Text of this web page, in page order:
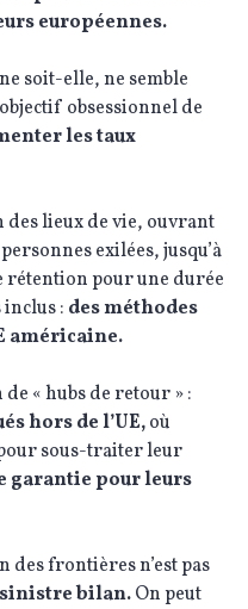
européennes.
soit-elle, ne semble
obsessionnel de
les taux
lieux de vie, ouvrant
exilées, jusqu’à
rétention pour une durée
inclus : des méthodes
américaine.
« hubs de retour » :
hors de l’UE,où
sous-traiter leur
garantie pour leurs
des frontières n’est pas
bilan.On peut